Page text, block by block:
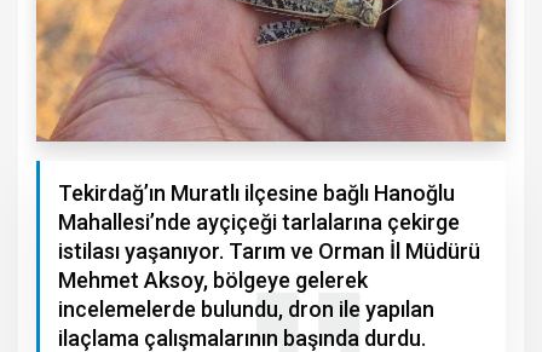
Tekirdağ’ın Muratlı ilçesine bağlı Hanoğlu
Mahallesi’nde ayçiçeği tarlalarına çekirge
istilası yaşanıyor. Tarım ve Orman İl Müdürü
Mehmet Aksoy, bölgeye gelerek
incelemelerde bulundu, dron ile yapılan
ilaçlama çalışmalarının başında durdu.